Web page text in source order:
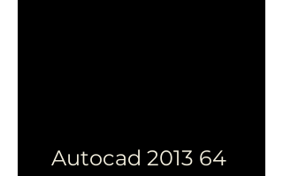
Autocad 2013 64